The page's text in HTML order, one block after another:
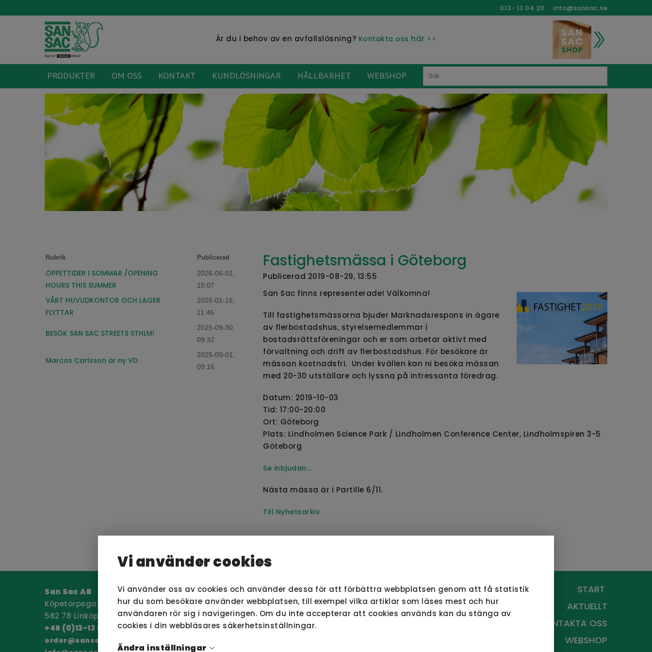
Vi använder cookies
Vi använder oss av cookies och använder dessa för att förbättra webbplatsen genom att få statistik
hur du som besökare använder webbplatsen, till exempel vilka artiklar som läses mest och hur
användaren rör sig i navigeringen. Om du inte accepterar att cookies används kan du stänga av
cookies i din webbläsares säkerhetsinställningar.
Ändra inställningar
013- 13 04 20 info@sansac.se
Är du i behov av en avfallslösning? Kontakta oss här >>
PRODUKTER OM OSS KONTAKT KUNDLÖSNINGAR HÅLLBARHET WEBSHOP
Rubrik Publicerad
ÖPPETTIDER I SOMMAR /OPENING
HOURS THIS SUMMER
2026-06-01,
10:07
VÅRT HUVUDKONTOR OCH LAGER
FLYTTAR
2026-01-16,
11:46
BESÖK SAN SAC STREETS STHLM!
2025-09-30,
09:32
Marcos Carlsson är ny VD
2025-09-01,
09:16
Fastighetsmässa i Göteborg
Publicerad 2019-08-29, 13:55
San Sac finns representerade! Välkomna!
Till fastighetsmässorna bjuder Marknadsrespons in ägare
av flerbostadshus, styrelsemedlemmar i
bostadsrättsföreningar och er som arbetar aktivt med
förvaltning och drift av flerbostadshus. För besökare är
mässan kostnadsfri. Under kvällen kan ni besöka mässan
med 20-30 utställare och lyssna på intressanta föredrag.
Datum: 2019-10-03
Tid: 17:00-20:00
Ort: Göteborg
Plats: Lindholmen Science Park / Lindholmen Conference Center, Lindholmspiren 3-5
Göteborg
Se inbjudan...
Nästa mässa är i Partille 6/11.
Till Nyhetsarkiv
San Sac AB
Köpetorpsgatan 12
582 78 Linköping
+46 (0)13-13 04 20
order@sansac.se
San Sacs produkter finns i nästan alla sammanhang där man tänker
källsortering och avfallshantering. Därför är vår vision logisk - att
göra källsortering till en naturlig del av varje människas vardag. Som
vid all källsortering gäller att ju närmare källan sorteringen sker desto
START
AKTUELLT
KONTAKTA OSS
WEBSHOP